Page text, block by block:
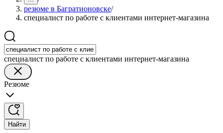
резюме в Багратионовске/
специалист по работе с клиентами интернет-магазина
специалист по работе с клиентами интернет-магазина
Резюме
Найти